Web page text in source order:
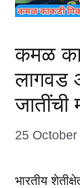
कमळ
लागवड
जातींची
25
भारतीय